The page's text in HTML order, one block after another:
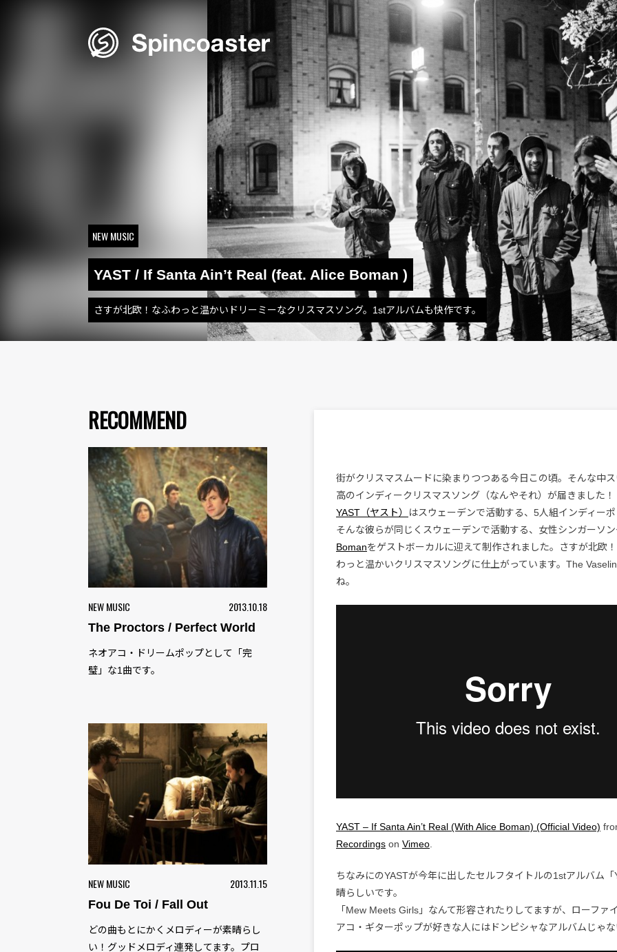
NEW MUSIC
YAST / If Santa Ain’t Real (feat. Alice Boman )
さすが北欧！なふわっと温かいドリーミーなクリスマスソング。1stアルバムも快作です。
RECOMMEND
NEW MUSIC 2013.10.18
The Proctors / Perfect World
ネオアコ・ドリームポップとして「完
璧」な1曲です。
NEW MUSIC 2013.11.15
Fou De Toi / Fall Out
どの曲もとにかくメロディーが素晴らし
い！グッドメロディ連発してます。プロ
街がクリスマスムードに染まりつつある今日この頃。そんな中
高のインディークリスマスソング（なんやそれ）が届きました！
YAST（ヤスト）
はスウェーデンで活動する、5人組インディーポ
そんな彼らが同じくスウェーデンで活動する、女性シンガーソ
Bomanをゲストボーカルに迎えて制作されました。さすが北欧
わっと温かいクリスマスソングに仕上がっています。The
ね。
YAST – If Santa Ain’t Real (With Alice Boman) (Official Video)
Recordings on Vimeo
ちなみにのYASTが今年に出したセルフタイトルの1stアルバム「
晴らしいです。
「Mew Meets Girls」なんて形容されたりしてますが、ローファ
アコ・ギターポップが好きな人にはドンピシャなアルバムじゃな